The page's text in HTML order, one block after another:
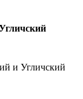
и Угличский